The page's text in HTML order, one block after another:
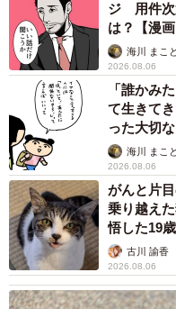
このようなやりとりを見てい
ておくことの大切さを感じま
ーーリプの中では「青い
バージョンのクイズも登
「せめて日付だけでもわ
特徴もハイレベルですが
苦しいです…」
ーーそして今回の患者さ
たのでしょう？
ジ 用件次
は？【漫画
海川 まこと
2026.08.06
「誰かみ
て生きて
った大切
海川 まこと
2026.08.06
がんと片
乗り越え
悟した19
古川 諭香
2026.08.06